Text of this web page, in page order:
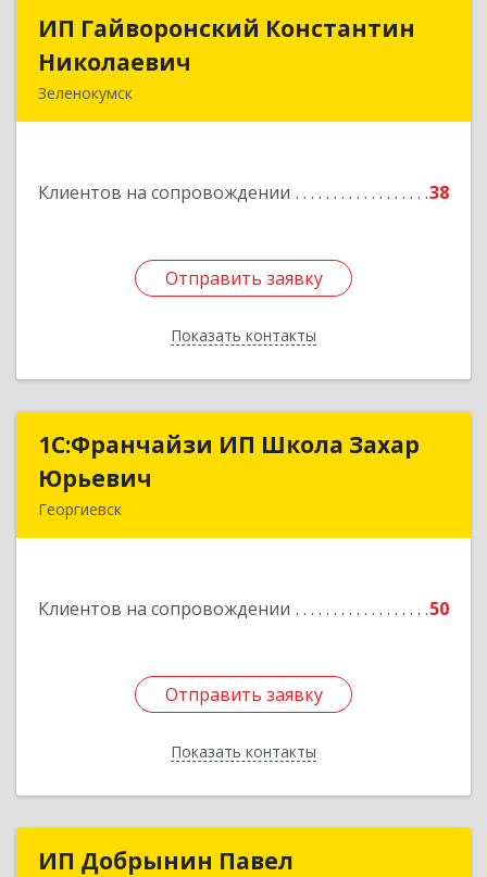
ИП Гайворонский Константин
Николаевич
Зеленокумск
Клиентов на сопровождении 38
Отправить заявку
Показать контакты
ИП Гайворонский Константин
Подробнее
Отправить заявку
Назад
1С:Франчайзи ИП Школа Захар
Юрьевич
Георгиевск
Клиентов на сопровождении 50
Отправить заявку
Показать контакты
1С:Франчайзи ИП Школа Захар
Отправить заявку
Назад
ИП Добрынин ПавелИП Добрынин Павел